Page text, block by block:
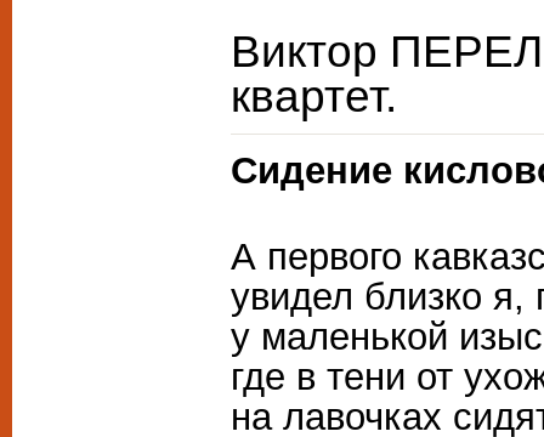
Виктор
квартет.
Сидение
А первого
увидел близко я,
у маленькой
где в тени от
на лавочках